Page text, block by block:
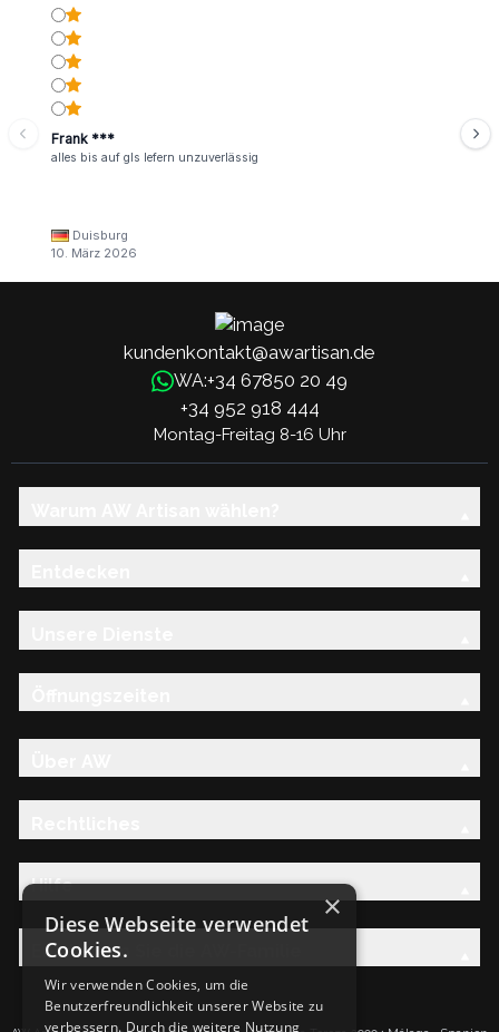
Frank ***
alles bis auf gls lefern unzuverlässig
Duisburg
10. März 2026
kundenkontakt@awartisan.de
WA:+34 67850 20 49
+34 952 918 444
Montag-Freitag 8-16 Uhr
Hilfe
Entdecken Sie die AW-Familie
×
Diese Webseite verwendet
Cookies.
Wir verwenden Cookies, um die
Benutzerfreundlichkeit unserer Website zu
verbessern. Durch die weitere Nutzung